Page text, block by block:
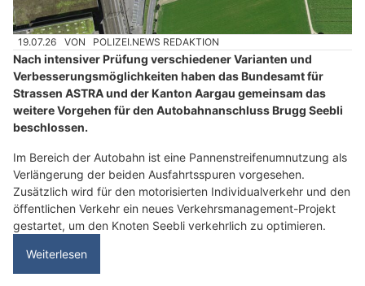
19.07.26 VON POLIZEI.NEWS REDAKTION
Nach intensiver Prüfung verschiedener Varianten und
Verbesserungsmöglichkeiten haben das Bundesamt für
Strassen ASTRA und der Kanton Aargau gemeinsam das
weitere Vorgehen für den Autobahnanschluss Brugg Seebli
beschlossen.
Im Bereich der Autobahn ist eine Pannenstreifenumnutzung als
Verlängerung der beiden Ausfahrtsspuren vorgesehen.
Zusätzlich wird für den motorisierten Individualverkehr und den
öffentlichen Verkehr ein neues Verkehrsmanagement-Projekt
gestartet, um den Knoten Seebli verkehrlich zu optimieren.
Weiterlesen